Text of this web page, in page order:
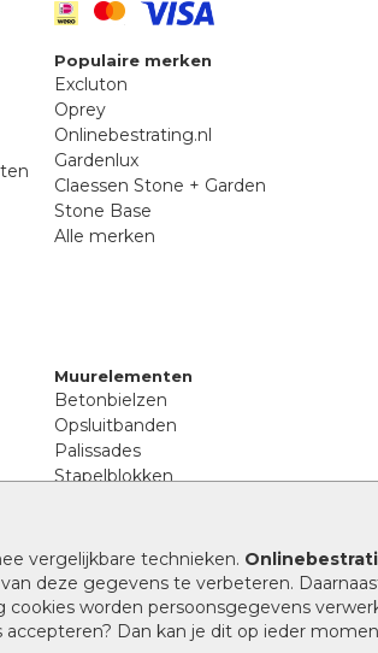
vergelijkbare technieken.
deze gegevens te verbeteren.
worden persoonsgegevens
Dan kan je dit op ieder
Populaire merken
Excluton
Oprey
Onlinebestrating.nl
Gardenlux
Claessen Stone + Garden
Stone Base
Alle merken
Muurelementen
Betonbielzen
Opsluitbanden
Palissades
Stapelblokken
Afwatering en diversen
Beplantings en betonelementen
Split, grind en zand
Oprit tegels